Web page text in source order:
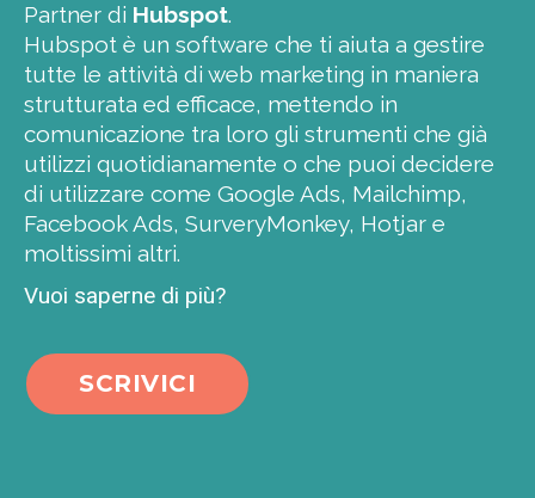
Partner di Hubspot.
Hubspot è un software che ti aiuta a gestire
tutte le attività di web marketing in maniera
strutturata ed efficace, mettendo in
comunicazione tra loro gli strumenti che già
utilizzi quotidianamente o che puoi decidere
di utilizzare come Google Ads, Mailchimp,
Facebook Ads, SurveryMonkey, Hotjar e
moltissimi altri.
Vuoi saperne di più?
SCRIVICI